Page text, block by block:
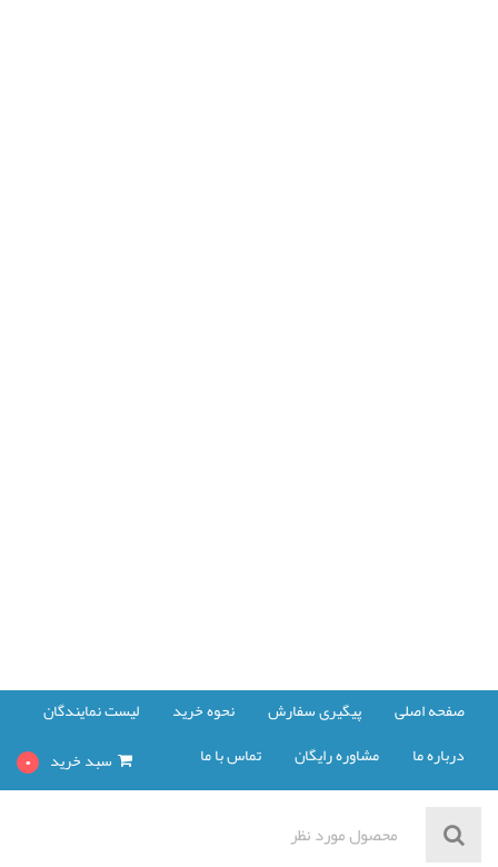
صفحه اصلی پیگیری سفارش نحوه خرید لیست نمایندگان
درباره ما مشاوره رایگان تماس با ما سبد خرید 0